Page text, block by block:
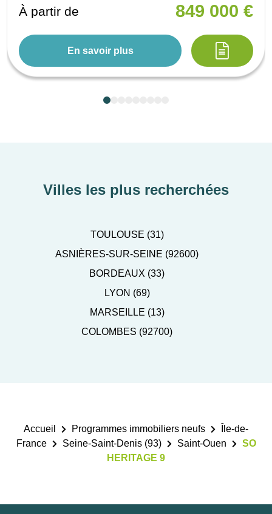
À partir de 849 000 €
En savoir plus
Villes les plus recherchées
TOULOUSE (31)
ASNIÈRES-SUR-SEINE (92600)
BORDEAUX (33)
LYON (69)
MARSEILLE (13)
COLOMBES (92700)
Accueil Programmes immobiliers neufs
Île-de-
France
Seine-Saint-Denis (93) Saint-Ouen
SO
HERITAGE 9